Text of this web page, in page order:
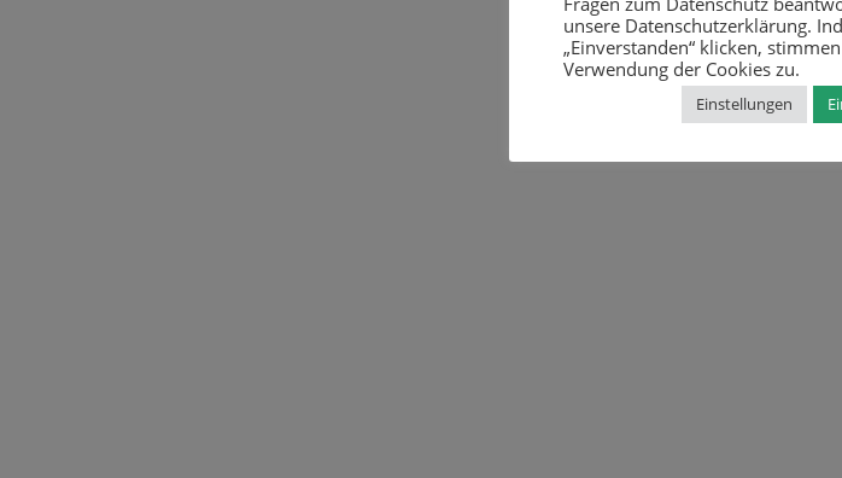
unsere Datenschutzerklärung.
„Einverstanden“ klicken,
Verwendung der Cookies zu.
Einstellungen